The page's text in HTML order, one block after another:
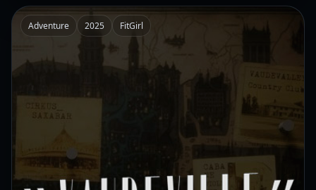
Adventure 2025 FitGirl